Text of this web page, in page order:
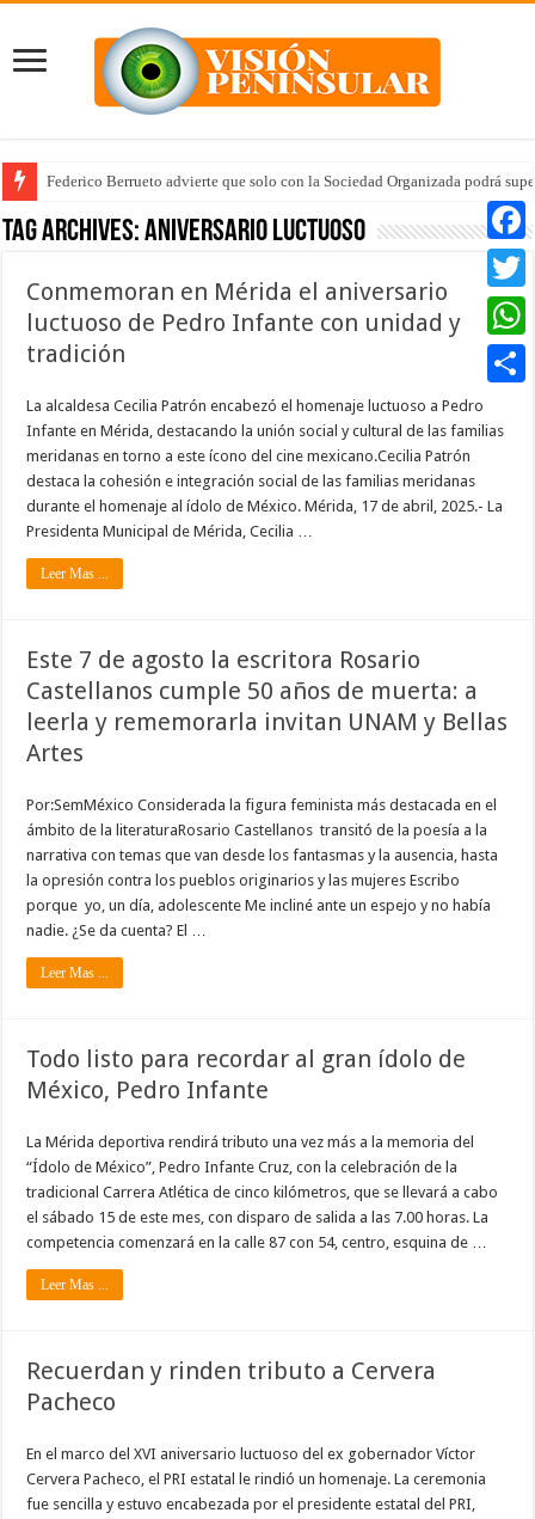
Federico Berrueto advierte que solo con la Sociedad Organizada podrá
Tag Archives:aniversario luctuoso
Conmemoran en Mérida el aniversario
luctuoso de Pedro Infante con unidad y
tradición
La alcaldesa Cecilia Patrón encabezó el homenaje luctuoso a Pedro
Infante en Mérida, destacando la unión social y cultural de las familias
meridanas en torno a este ícono del cine mexicano.Cecilia Patrón
destaca la cohesión e integración social de las familias meridanas
durante el homenaje al ídolo de México. Mérida, 17 de abril, 2025.- La
Presidenta Municipal de Mérida, Cecilia …
Leer Mas ...
Este 7 de agosto la escritora Rosario
Castellanos cumple 50 años de muerta: a
leerla y rememorarla invitan UNAM y Bellas
Artes
Por:SemMéxico Considerada la figura feminista más destacada en el
ámbito de la literaturaRosario Castellanos transitó de la poesía a la
narrativa con temas que van desde los fantasmas y la ausencia, hasta
la opresión contra los pueblos originarios y las mujeres Escribo
porque yo, un día, adolescente Me incliné ante un espejo y no había
nadie. ¿Se da cuenta? El …
Leer Mas ...
Todo listo para recordar al gran ídolo de
México, Pedro Infante
La Mérida deportiva rendirá tributo una vez más a la memoria del
“Ídolo de México”, Pedro Infante Cruz, con la celebración de la
tradicional Carrera Atlética de cinco kilómetros, que se llevará a cabo
el sábado 15 de este mes, con disparo de salida a las 7.00 horas. La
competencia comenzará en la calle 87 con 54, centro, esquina de …
Leer Mas ...
Recuerdan y rinden tributo a Cervera
Pacheco
En el marco del XVI aniversario luctuoso del ex gobernador Víctor
Cervera Pacheco, el PRI estatal le rindió un homenaje. La ceremonia
fue sencilla y estuvo encabezada por el presidente estatal del PRI,
Twitter